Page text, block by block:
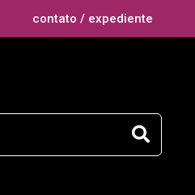
contato / expediente